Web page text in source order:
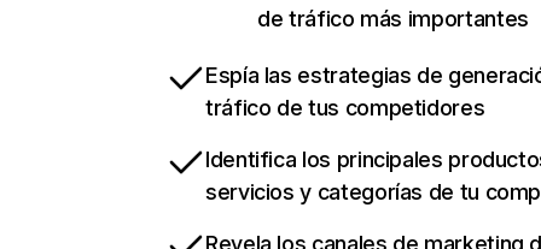
de tráfico más importantes
Espía las estrategias de
tráfico de tus competidores
Identifica los principales
servicios y categorías de tu
Revela los canales de marketing